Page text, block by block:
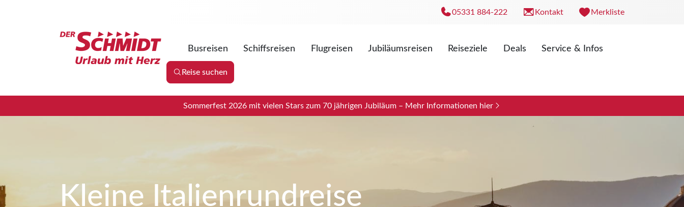
05331 884-222
Mo. - Fr. 09:00 - 18:00 Uhr
Kontakt Merkliste
Busreisen Schiffsreisen Flugreisen Jubiläumsreisen Reiseziele Deals Service & Infos
Reise suchen
Sommerfest 2026 mit vielen Stars zum 70 jährigen Jubiläum – Mehr Informationen hier
Kleine Italienrundreise